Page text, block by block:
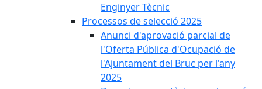
Enginyer Tècnic
Processos de selecció 2025
Anunci d'aprovació parcial de
l'Oferta Pública d'Ocupació de
l'Ajuntament del Bruc per l'any
2025